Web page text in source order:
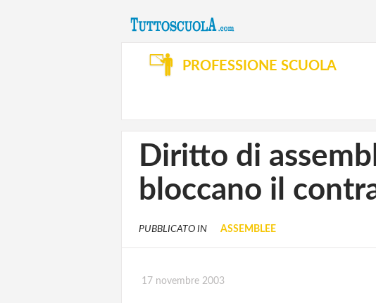
PROFESSIONE SCUOLA
Diritto di
bloccano il
PUBBLICATO IN ASSEMBLEE
17 novembre 2003